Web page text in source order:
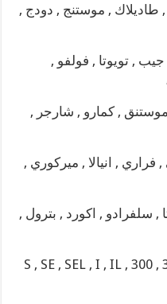
, طاديلاك , موستنج , دودج ,
, تويوتا , فولفو ,
موستنق , كمارو , شارجر ,
, انيالا , ميركوري ,
, سلفرادو , اكورد , بترول ,
S , SE , SEL , I , IL , 300